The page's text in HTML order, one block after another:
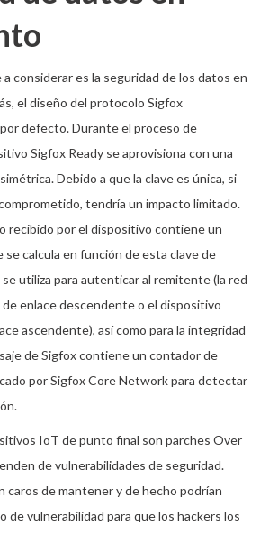
considerar es la seguridad de los datos en
el diseño del protocolo Sigfox
defecto. Durante el proceso de
Sigfox Ready se aprovisiona con una
Debido a que la clave es única, si
tendría un impacto limitado.
recibido por el dispositivo contiene un
calcula en función de esta clave de
utiliza para autenticar al remitente (la red
de enlace descendente o el dispositivo
ascendente), así como para la integridad
de Sigfox contiene un contador de
por Sigfox Core Network para detectar
IoT de punto final son parches Over
de vulnerabilidades de seguridad.
caros de mantener y de hecho podrían
vulnerabilidad para que los hackers los